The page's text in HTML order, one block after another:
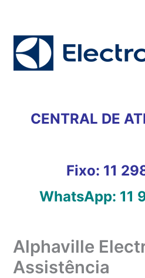
conteúdo
CENTRAL DE
Fixo: 11
WhatsApp: 11
Alphaville
Assistência